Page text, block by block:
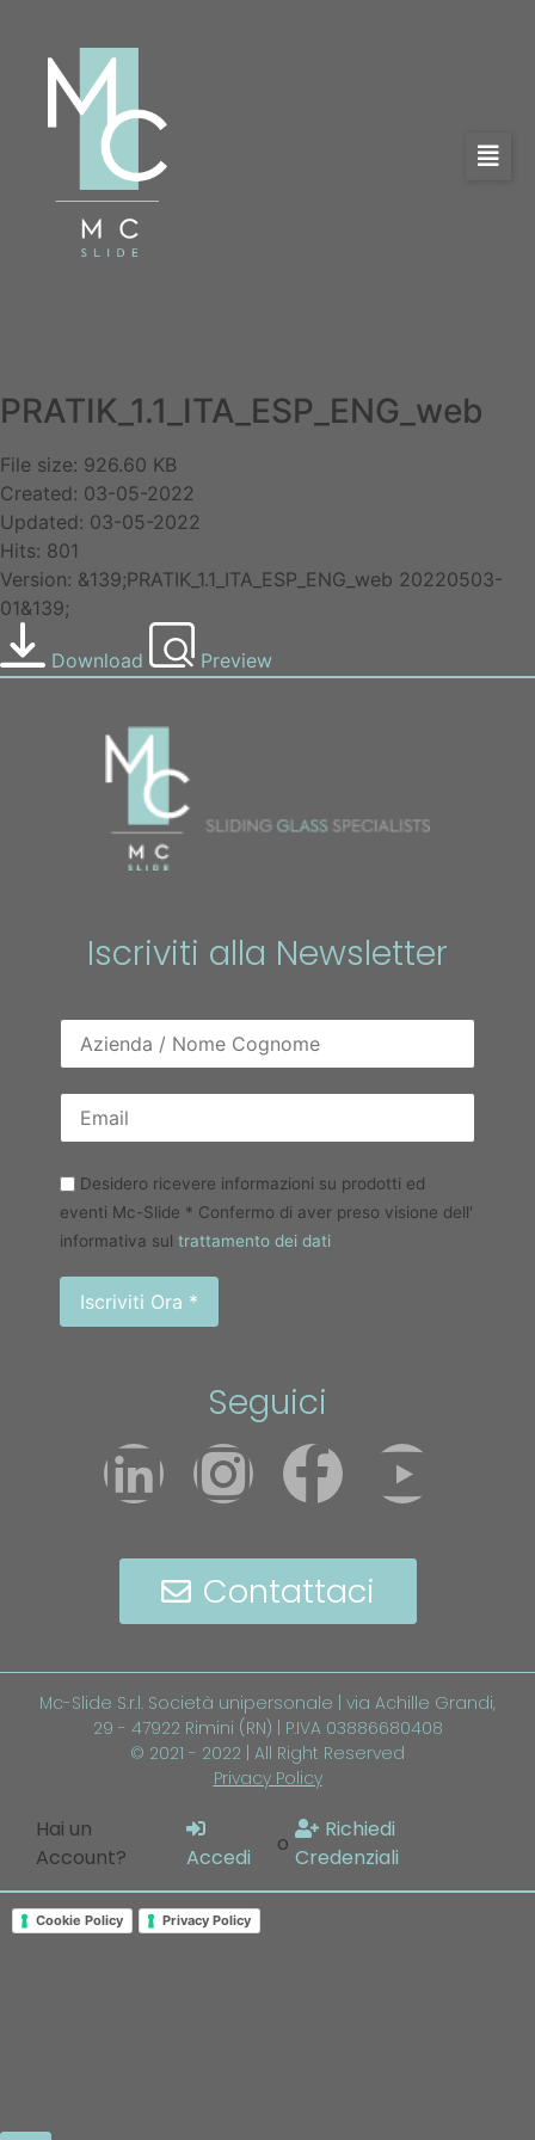
PRATIK_1.1_ITA_ESP_ENG_web
File size: 926.60 KB
Created: 03-05-2022
Updated: 03-05-2022
Hits: 801
Version: &139;PRATIK_1.1_ITA_ESP_ENG_web 20220503-
01&139;
Download Preview
Iscriviti alla Newsletter
Desidero ricevere informazioni su prodotti ed
eventi Mc-Slide * Confermo di aver preso visione dell'
informativa sul trattamento dei dati
Seguici
Contattaci
Mc-Slide S.r.l. Società unipersonale | via Achille Grandi,
29 - 47922 Rimini (RN) | P.IVA 03886680408
© 2021 - 2022 | All Right Reserved
Privacy Policy
Hai un
Account?
Accedi
o
Richiedi
Credenziali
Cookie Policy Privacy Policy